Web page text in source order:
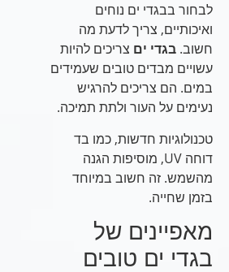
לבחור בבגדי ים נוחים
ואיכותיים, צריך לדעת מה
חשוב.בגדי יםצריכים להיות
עשויים מבדים טובים שעמידים
במים. הם צריכים להרגיש
נעימים על העור ולתת תמיכה.
טכנולוגיות חדשות, כמו בד
דוחה UV, מוסיפות הגנה
מהשמש. זה חשוב במיוחד
בזמן שחייה.
מאפיינים של
בגדי ים טובים